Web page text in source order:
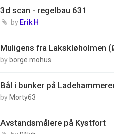
3d scan - regelbau 631
by Erik H
Muligens fra Lakskløholmen
by borge.mohus
Bål i bunker på
by Morty63
Avstandsmålere på Kystfort